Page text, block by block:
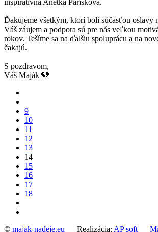
inšpiratívna Anetka Paríšková.
Ďakujeme všetkým, ktorí boli súčasťou oslavy
Váš záujem a podpora sú pre nás veľkou
rokov. Tešíme sa na ďalšiu spoluprácu a na
čakajú.
S pozdravom,
Váš Maják 🩵
9
10
11
12
13
14
15
16
17
18
© majak-nadeje.eu Realizácia: AP soft